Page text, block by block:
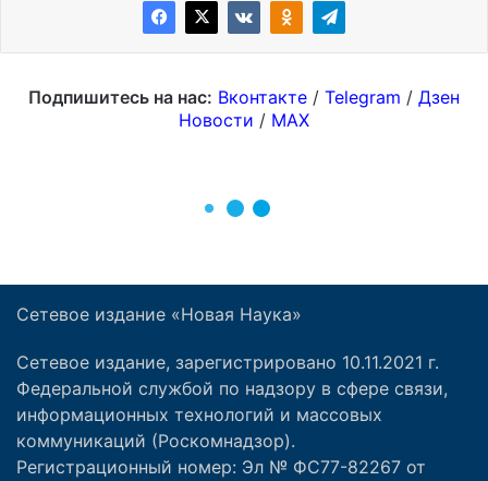
Сетевое издание «Новая Наука»
Сетевое издание, зарегистрировано 10.11.2021 г.
Федеральной службой по надзору в сфере связи,
информационных технологий и массовых
коммуникаций (Роскомнадзор).
Регистрационный номер: Эл № ФС77-82267 от